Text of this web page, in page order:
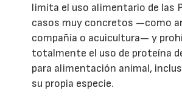
limita el uso alimentario de las
casos muy concretos —como
compañía o acuicultura— y
totalmente el uso de proteína
para alimentación animal,
su propia especie.